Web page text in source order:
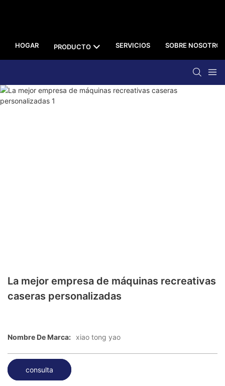
HOGAR PRODUCTO SERVICIOS SOBRE NOSOTROS
La mejor empresa de máquinas recreativas
caseras personalizadas
Nombre De Marca: xiao tong yao
consulta